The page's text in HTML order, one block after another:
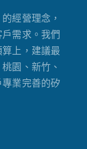
經營理念，
需求。我們
上，建議最
園、新竹、
業完善的矽